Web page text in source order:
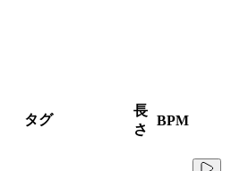
タグ
長
さ
BPM